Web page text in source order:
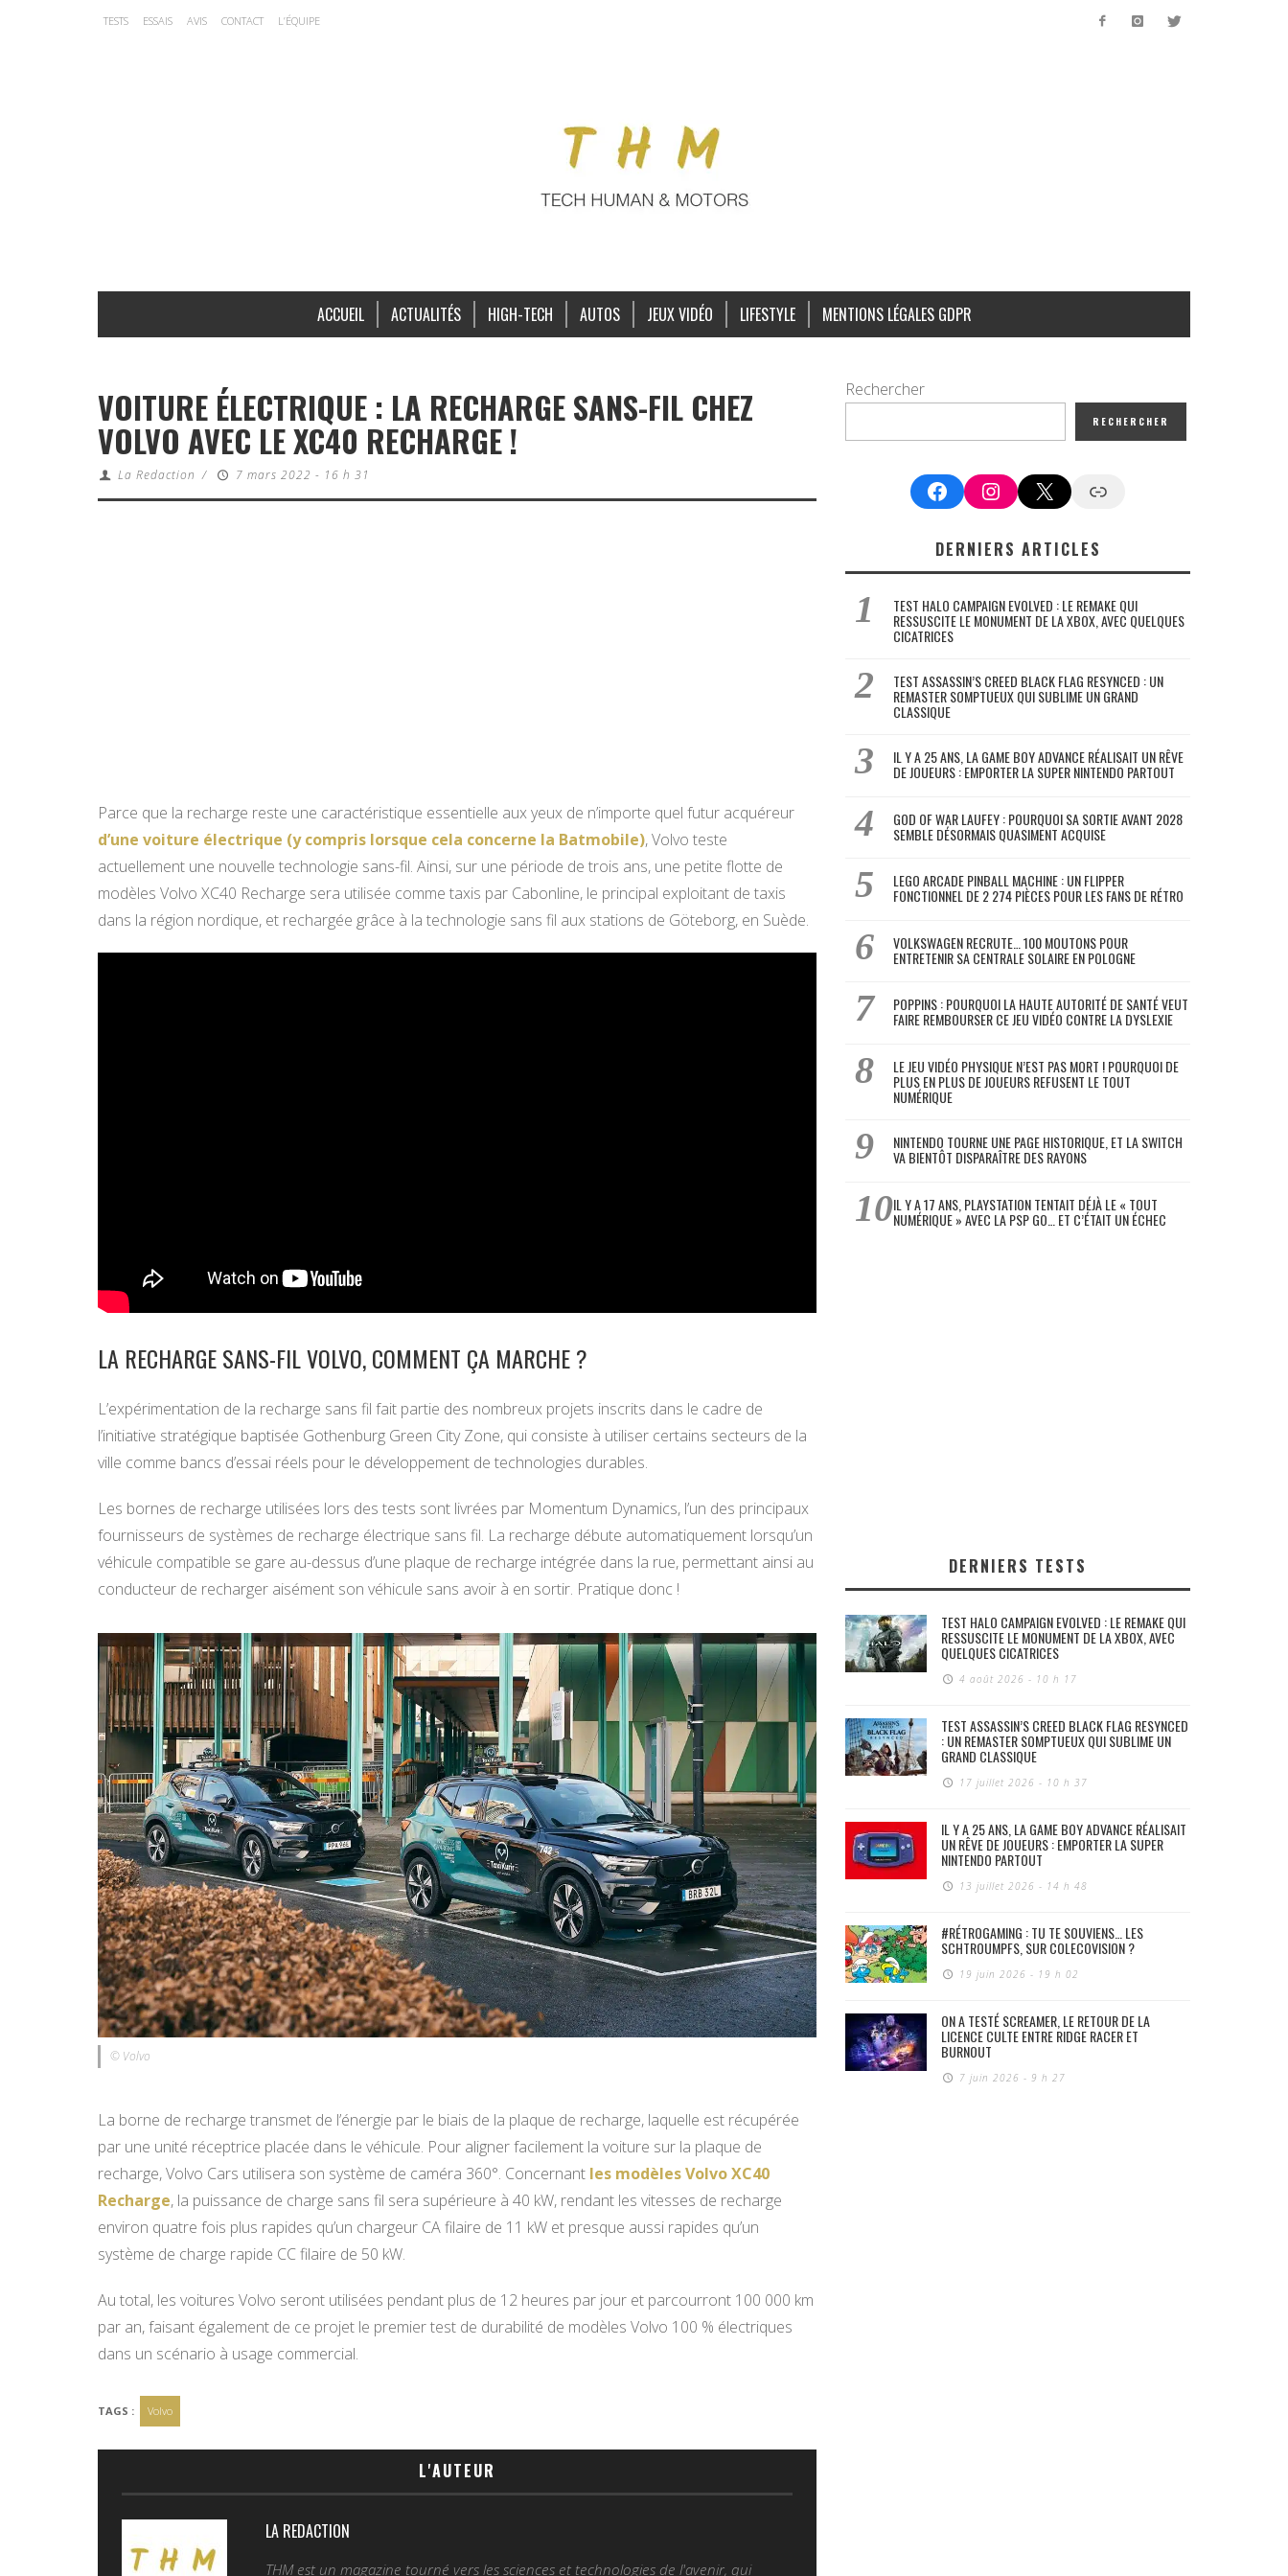
TESTS ESSAIS AVIS CONTACT L’ÉQUIPE
ACCUEIL ACTUALITÉS HIGH-TECH AUTOS JEUX VIDÉO LIFESTYLE MENTIONS LÉGALES GDPR
VOITURE ÉLECTRIQUE : LA RECHARGE SANS-FIL CHEZ
VOLVO AVEC LE XC40 RECHARGE !
La Redaction / 7 mars 2022 - 16 h 31
Parce que la recharge reste une caractéristique essentielle aux yeux de n’importe quel futur acquéreur
d’une voiture électrique (y compris lorsque cela concerne la Batmobile), Volvo teste
actuellement une nouvelle technologie sans-fil. Ainsi, sur une période de trois ans, une petite flotte de
modèles Volvo XC40 Recharge sera utilisée comme taxis par Cabonline, le principal exploitant de taxis
dans la région nordique, et rechargée grâce à la technologie sans fil aux stations de Göteborg, en Suède.
LA RECHARGE SANS-FIL VOLVO, COMMENT ÇA MARCHE ?
L’expérimentation de la recharge sans fil fait partie des nombreux projets inscrits dans le cadre de
l’initiative stratégique baptisée Gothenburg Green City Zone, qui consiste à utiliser certains secteurs de la
ville comme bancs d’essai réels pour le développement de technologies durables.
Les bornes de recharge utilisées lors des tests sont livrées par Momentum Dynamics, l’un des principaux
fournisseurs de systèmes de recharge électrique sans fil. La recharge débute automatiquement lorsqu’un
véhicule compatible se gare au-dessus d’une plaque de recharge intégrée dans la rue, permettant ainsi au
conducteur de recharger aisément son véhicule sans avoir à en sortir. Pratique donc !
© Volvo
La borne de recharge transmet de l’énergie par le biais de la plaque de recharge, laquelle est récupérée
par une unité réceptrice placée dans le véhicule. Pour aligner facilement la voiture sur la plaque de
recharge, Volvo Cars utilisera son système de caméra 360°. Concernant les modèles Volvo XC40
Recharge, la puissance de charge sans fil sera supérieure à 40 kW, rendant les vitesses de recharge
environ quatre fois plus rapides qu’un chargeur CA filaire de 11 kW et presque aussi rapides qu’un
système de charge rapide CC filaire de 50 kW.
Au total, les voitures Volvo seront utilisées pendant plus de 12 heures par jour et parcourront 100 000 km
par an, faisant également de ce projet le premier test de durabilité de modèles Volvo 100 % électriques
dans un scénario à usage commercial.
TAGS : Volvo
L'AUTEUR
LA REDACTION
THM est un magazine tourné vers les sciences et technologies de l'avenir, qui
Rechercher
RECHERCHER
FacebookInstagram
X Google News
DERNIERS ARTICLES
TEST HALO CAMPAIGN EVOLVED : LE REMAKE QUI
RESSUSCITE LE MONUMENT DE LA XBOX, AVEC QUELQUES
CICATRICES
TEST ASSASSIN’S CREED BLACK FLAG RESYNCED : UN
REMASTER SOMPTUEUX QUI SUBLIME UN GRAND
CLASSIQUE
IL Y A 25 ANS, LA GAME BOY ADVANCE RÉALISAIT UN RÊVE
DE JOUEURS : EMPORTER LA SUPER NINTENDO PARTOUT
GOD OF WAR LAUFEY : POURQUOI SA SORTIE AVANT 2028
SEMBLE DÉSORMAIS QUASIMENT ACQUISE
LEGO ARCADE PINBALL MACHINE : UN FLIPPER
FONCTIONNEL DE 2 274 PIÈCES POUR LES FANS DE RÉTRO
VOLKSWAGEN RECRUTE… 100 MOUTONS POUR
ENTRETENIR SA CENTRALE SOLAIRE EN POLOGNE
POPPINS : POURQUOI LA HAUTE AUTORITÉ DE SANTÉ VEUT
FAIRE REMBOURSER CE JEU VIDÉO CONTRE LA DYSLEXIE
LE JEU VIDÉO PHYSIQUE N’EST PAS MORT ! POURQUOI DE
PLUS EN PLUS DE JOUEURS REFUSENT LE TOUT
NUMÉRIQUE
NINTENDO TOURNE UNE PAGE HISTORIQUE, ET LA SWITCH
VA BIENTÔT DISPARAÎTRE DES RAYONS
IL Y A 17 ANS, PLAYSTATION TENTAIT DÉJÀ LE « TOUT
NUMÉRIQUE » AVEC LA PSP GO… ET C’ÉTAIT UN ÉCHEC
DERNIERS TESTS
TEST HALO CAMPAIGN EVOLVED : LE REMAKE QUI
RESSUSCITE LE MONUMENT DE LA XBOX, AVEC
QUELQUES CICATRICES
4 août 2026 - 10 h 17
TEST ASSASSIN’S CREED BLACK FLAG RESYNCED
: UN REMASTER SOMPTUEUX QUI SUBLIME UN
GRAND CLASSIQUE
17 juillet 2026 - 10 h 37
IL Y A 25 ANS, LA GAME BOY ADVANCE RÉALISAIT
UN RÊVE DE JOUEURS : EMPORTER LA SUPER
NINTENDO PARTOUT
13 juillet 2026 - 14 h 48
#RÉTROGAMING : TU TE SOUVIENS… LES
SCHTROUMPFS, SUR COLECOVISION ?
19 juin 2026 - 19 h 02
ON A TESTÉ SCREAMER, LE RETOUR DE LA
LICENCE CULTE ENTRE RIDGE RACER ET
BURNOUT
7 juin 2026 - 9 h 27